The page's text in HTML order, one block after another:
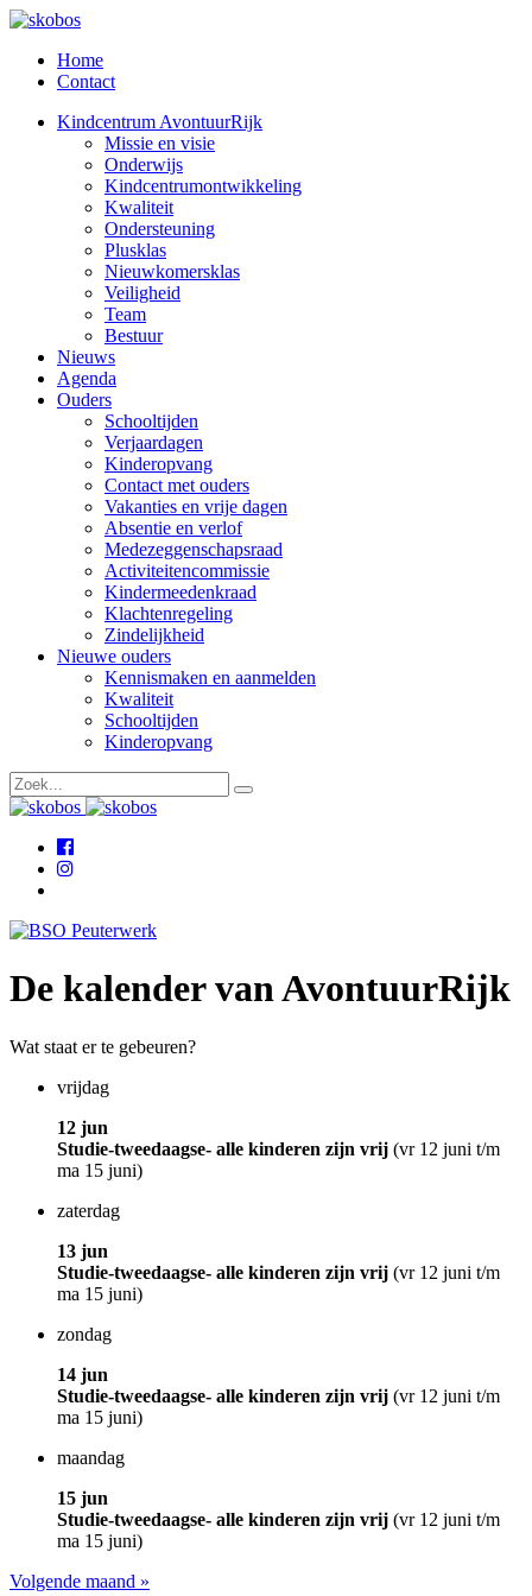
Home
Contact
Kindcentrum AvontuurRijk
Missie en visie
Onderwijs
Kindcentrumontwikkeling
Kwaliteit
Ondersteuning
Plusklas
Nieuwkomersklas
Veiligheid
Team
Bestuur
Nieuws
Agenda
Ouders
Schooltijden
Verjaardagen
Kinderopvang
Contact met ouders
Vakanties en vrije dagen
Absentie en verlof
Medezeggenschapsraad
Activiteitencommissie
Kindermeedenkraad
Klachtenregeling
Zindelijkheid
Nieuwe ouders
Kennismaken en aanmelden
Kwaliteit
Schooltijden
Kinderopvang
De kalender van AvontuurRijk
Wat staat er te gebeuren?
vrijdag
12 jun
Studie-tweedaagse- alle kinderen zijn vrij (vr 12 juni t/m
ma 15 juni)
zaterdag
13 jun
Studie-tweedaagse- alle kinderen zijn vrij (vr 12 juni t/m
ma 15 juni)
zondag
14 jun
Studie-tweedaagse- alle kinderen zijn vrij (vr 12 juni t/m
ma 15 juni)
maandag
15 jun
Studie-tweedaagse- alle kinderen zijn vrij (vr 12 juni t/m
ma 15 juni)
Volgende maand »